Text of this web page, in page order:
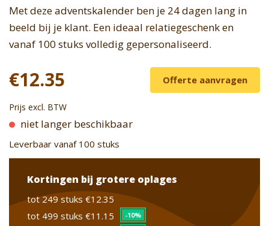
Met deze adventskalender ben je 24 dagen lang in
beeld bij je klant. Een ideaal relatiegeschenk en
vanaf 100 stuks volledig gepersonaliseerd.
€12.35 Offerte aanvragen
Prijs excl. BTW
niet langer beschikbaar
Leverbaar vanaf 100 stuks
Kortingen bij grotere oplages
tot 249 stuks €12.35
tot 499 stuks €11.15 -10%